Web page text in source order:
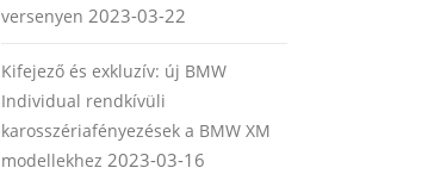
versenyen 2023-03-22
Kifejező és exkluzív: új BMW
Individual rendkívüli
karosszériafényezések a BMW XM
modellekhez 2023-03-16